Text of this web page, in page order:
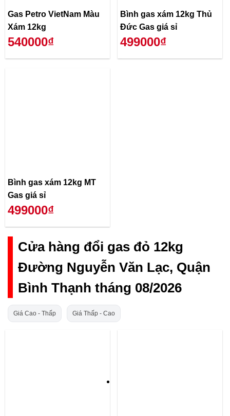
Gas Petro VietNam Màu
Xám 12kg
540000₫
Bình gas xám 12kg Thủ
Đức Gas giá sỉ
499000₫
Bình gas xám 12kg MT
Gas giá sỉ
499000₫
Cửa hàng đổi gas đỏ 12kg
Đường Nguyễn Văn Lạc, Quận
Bình Thạnh tháng 08/2026
Giá Cao - Thấp Giá Thấp - Cao